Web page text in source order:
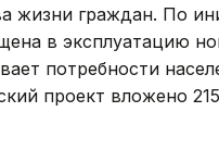
жизни граждан. По
в эксплуатацию
потребности
проект вложено